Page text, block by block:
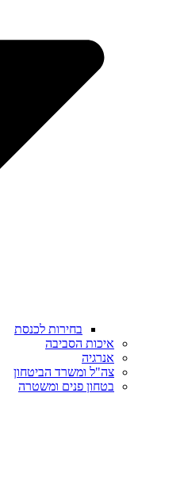
בחירות לכנסת
איכות הסביבה
אנרגיה
צה"ל ומשרד הביטחון
בטחון פנים ומשטרה